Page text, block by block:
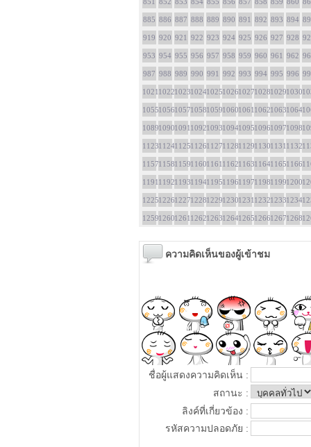
885 886 887 888 889 890 891 892 893 894
919 920 921 922 923 924 925 926 927 928
953 954 955 956 957 958 959 960 961 962
987 988 989 990 991 992 993 994 995 996
1021102210231024102510261027102810291030
1055105610571058105910601061106210631064
1089109010911092109310941095109610971098
1123112411251126112711281129113011311132
1157115811591160116111621163116411651166
1191119211931194119511961197119811991200
1225122612271228122912301231123212331234
1259126012611262126312641265126612671268
ความคิดเห็นของผู้เข้าชม
ชื่อผู้แสดงความคิดเห็น :
สถานะ :
ลิงค์ที่เกี่ยวข้อง :
รหัสความปลอดภัย :